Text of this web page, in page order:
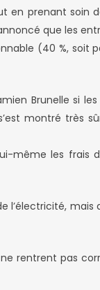
en prenant soin
que les
(40 %, soit
Brunelle si
montré très
même les frais
l’électricité,
rentrent pas